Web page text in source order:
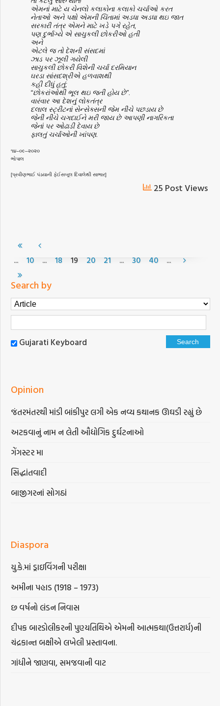
એમનાં માટે ય ચેનલો કલાકોના કલાકો ચર્ચાઓ કરત
નેતાઓ અને પક્ષો એમની ચિંતામાં અડધા અડધા થઇ જાત
સરકારી તંત્ર એમને માટે ખડે પગે રહેત,
પણ દુર્ભાગ્યે એ સાચુકલી છોકરીઓ હતી
અને
એટલે જ તો દેશની સંસદમાં
ઝાડ પર ઝૂલી ગયેલી
સાચુકલી છોકરી વિશેની ચર્ચા દરમિયાન
ઘરડા સાંસદશ્રીએ હળવાશથી
કહી દીધું હતું;
“છોકરાંઓથી ભૂલ થઇ જતી હોય છે”.
વારંવાર આ દેશનું લોકતંત્ર
દલાલ સ્ટ્રીટનાં સેન્સેક્સની જેમ નીચે પછડાય છે
જેની નીચે ચગદાઈને મરી જાય છે આપણી નાગરિકતા
જેનાં પર ઓઢાડી દેવાય છે
ફાલતું ચર્ચાઓની ખાંપણ.
૧૪–૦૯–૨૦૨૦
ભોપાલ
[પ્રવીણભાઈ પંડયાની ફેઈસબૂલ દિવાલેથી સાભાર]
25 Post Views
... 10 ... 18 19 20 21 ... 30 40 ...
Search by
Gujarati Keyboard
Opinion
જંતરમંતરથી માંડી બાંકીપુર લગી એક નવ્ય કથાનક ઊઘડી રહ્યું છે
અટકવાનું નામ ન લેતી ઔદ્યોગિક દુર્ઘટનાઓ
ગેંગસ્ટર મા
સિદ્ધાંતવાદી
બાજીગરનાં સોગઠાં
Diaspora
યુ.કે.માં ડ્રાઇવિંગની પરીક્ષા
અમીના પહાડ (1918 – 1973)
છ વર્ષનો લંડન નિવાસ
દીપક બારડોલીકરની પુણ્યતિથિએ એમની આત્મકથા(ઉત્તરાર્ધ)ની
ચંદ્રકાન્ત બક્ષીએ લખેલી પ્રસ્તાવના.
ગાંધીને જાણવા, સમજવાની વાટ